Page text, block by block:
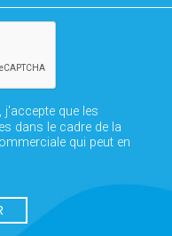
que les
dans le cadre de la
qui peut en